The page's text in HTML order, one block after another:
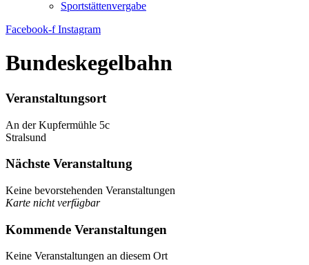
Sportstättenvergabe
Facebook-f Instagram
Bundeskegelbahn
Veranstaltungsort
An der Kupfermühle 5c
Stralsund
Nächste Veranstaltung
Keine bevorstehenden Veranstaltungen
Karte nicht verfügbar
Kommende Veranstaltungen
Keine Veranstaltungen an diesem Ort